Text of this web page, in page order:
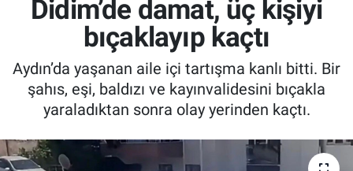
Didim’de damat, üç kişiyi
bıçaklayıp kaçtı
Aydın’da yaşanan aile içi tartışma kanlı bitti. Bir
şahıs, eşi, baldızı ve kayınvalidesini bıçakla
yaraladıktan sonra olay yerinden kaçtı.
Ekonomi
Güncel
İnanç
Kadın & Aile
Son Dakika Haberleri
Haber Arşivi